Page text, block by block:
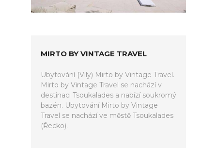
MIRTO BY VINTAGE TRAVEL
Ubytování (Vily) Mirto by Vintage Travel.
Mirto by Vintage Travel se nachází v
destinaci Tsoukalades a nabízí soukromý
bazén. Ubytování Mirto by Vintage
Travel se nachází ve městě Tsoukalades
(Řecko).